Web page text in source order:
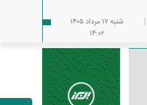
شنبه ۱۷ مرداد ۱۴۰۵
۱۴:۰۲